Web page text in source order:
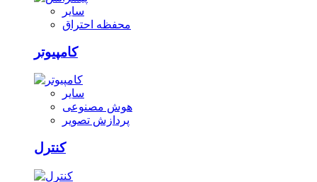
سایر
محفظه احتراق
کامپیوتر
سایر
هوش مصنوعی
پردازش تصویر
کنترل